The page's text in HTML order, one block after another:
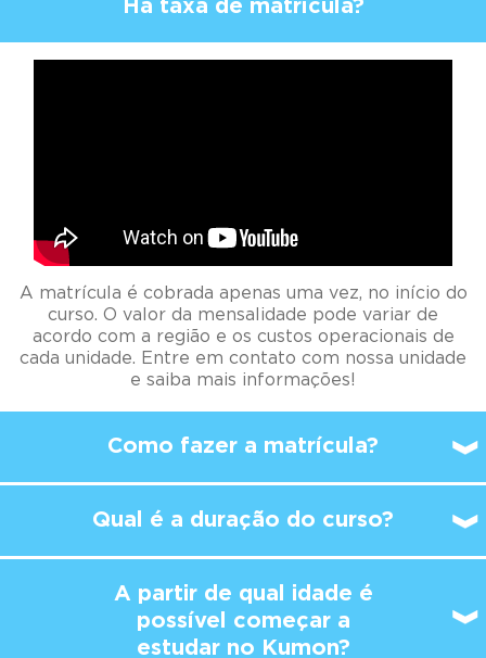
Há taxa de matrícula?
A matrícula é cobrada apenas uma vez, no início do
curso. O valor da mensalidade pode variar de
acordo com a região e os custos operacionais de
cada unidade. Entre em contato com nossa unidade
e saiba mais informações!
Como fazer a matrícula?
Qual é a duração do curso?
A partir de qual idade é
possível começar a
estudar no Kumon?